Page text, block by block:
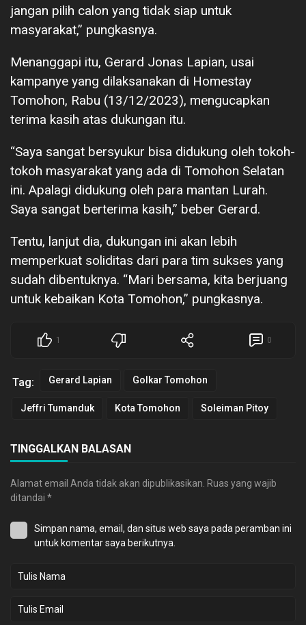
jangan pilih calon yang tidak siap untuk
masyarakat,” pungkasnya.
Menanggapi itu, Gerard Jonas Lapian, usai
kampanye yang dilaksanakan di Homestay
Tomohon, Rabu (13/12/2023), mengucapkan
terima kasih atas dukungan itu.
“Saya sangat bersyukur bisa didukung oleh tokoh-
tokoh masyarakat yang ada di Tomohon Selatan
ini. Apalagi didukung oleh para mantan Lurah.
Saya sangat berterima kasih,” beber Gerard.
Tentu, lanjut dia, dukungan ini akan lebih
memperkuat soliditas dari para tim sukses yang
sudah dibentuknya. “Mari bersama, kita berjuang
untuk kebaikan Kota Tomohon,” pungkasnya.
1 0
Tag: Gerard Lapian Golkar Tomohon
Jeffri Tumanduk Kota Tomohon Soleiman Pitoy
TINGGALKAN BALASAN
Alamat email Anda tidak akan dipublikasikan. Ruas yang wajib
ditandai *
Simpan nama, email, dan situs web saya pada peramban ini
untuk komentar saya berikutnya.